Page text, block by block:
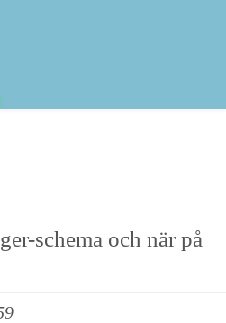
schema och när på